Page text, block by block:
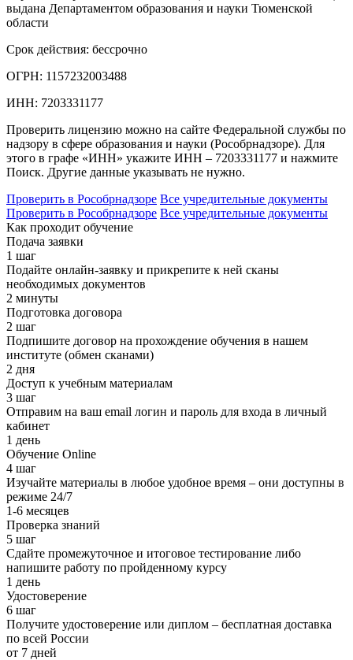
выдана Департаментом образования и науки Тюменской
области
Срок действия: бессрочно
ОГРН: 1157232003488
ИНН: 7203331177
Проверить лицензию можно на сайте Федеральной службы по
надзору в сфере образования и науки (Рособрнадзоре). Для
этого в графе «ИНН» укажите ИНН – 7203331177 и нажмите
Поиск. Другие данные указывать не нужно.
Проверить в Рособрнадзоре Все учредительные документы
Проверить в Рособрнадзоре Все учредительные документы
Как проходит обучение
Подача заявки
1 шаг
Подайте онлайн-заявку и прикрепите к ней сканы
необходимых документов
2 минуты
Подготовка договора
2 шаг
Подпишите договор на прохождение обучения в нашем
институте (обмен сканами)
2 дня
Доступ к учебным материалам
3 шаг
Отправим на ваш email логин и пароль для входа в личный
кабинет
1 день
Обучение Online
4 шаг
Изучайте материалы в любое удобное время – они доступны в
режиме 24/7
1-6 месяцев
Проверка знаний
5 шаг
Сдайте промежуточное и итоговое тестирование либо
напишите работу по пройденному курсу
1 день
Удостоверение
6 шаг
Получите удостоверение или диплом – бесплатная доставка
по всей России
от 7 дней